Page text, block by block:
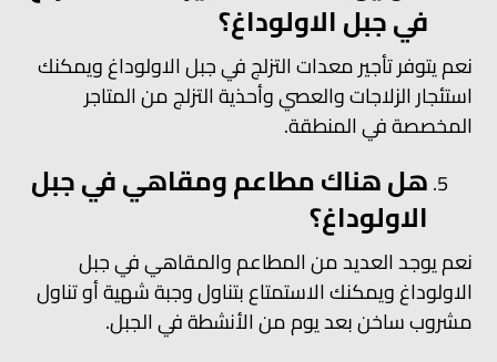
في جبل الاولوداغ؟
نعم يتوفر تأجير معدات التزلج في جبل الاولوداغ ويمكنك
استئجار الزلاجات والعصي وأحذية التزلج من المتاجر
المخصصة في المنطقة.
هل هناك مطاعم ومقاهي في جبل
الاولوداغ؟
نعم يوجد العديد من المطاعم والمقاهي في جبل
الاولوداغ ويمكنك الاستمتاع بتناول وجبة شهية أو تناول
مشروب ساخن بعد يوم من الأنشطة في الجبل.